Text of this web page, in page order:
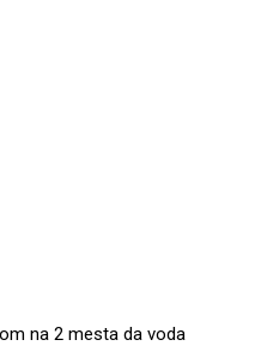
na 2 mesta da voda